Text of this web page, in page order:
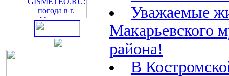
Уважаемые
Макарьевского
района!
В